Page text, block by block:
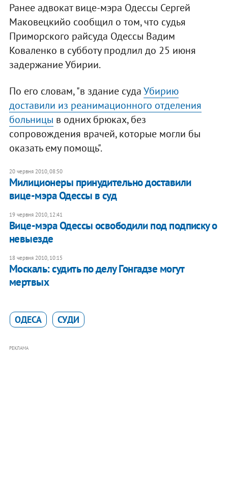
Ранее адвокат вице-мэра Одессы Сергей
Маковецкийо сообщил о том, что судья
Приморского райсуда Одессы Вадим
Коваленко в субботу продлил до 25 июня
задержание Убирии.
По его словам, "в здание судаУбирию
доставили из реанимационного отделения
больницы в одних брюках, без
сопровождения врачей, которые могли бы
оказать ему помощь".
20 червня 2010, 08:50
Милиционеры принудительно доставили
вице-мэра Одессы в суд
19 червня 2010, 12:41
Вице-мэра Одессы освободили под подписку о
невыезде
18 червня 2010, 10:15
Москаль: судить по делу Гонгадзе могут
мертвых
ОДЕСА СУДИ
РЕКЛАМА